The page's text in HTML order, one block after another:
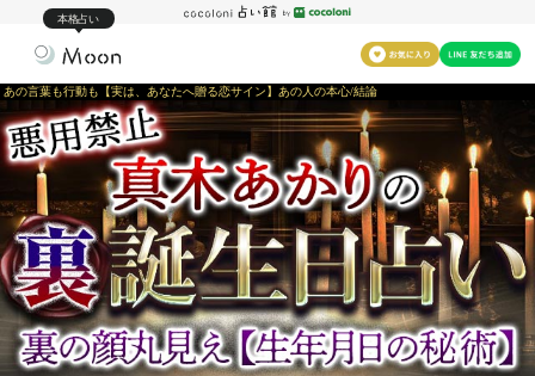
本格占い
あの言葉も行動も【実は、あなたへ贈る恋サイン】あの人の本心/結論